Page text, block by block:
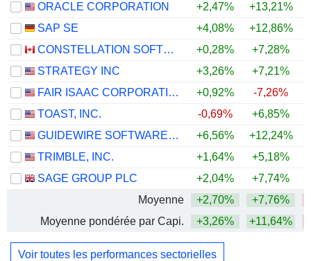
ORACLE CORPORATION
+2,47% +13,21%
SAP SE
+4,08% +12,86%
CONSTELLATION SOFTWARE INC.
+0,28% +7,28%
STRATEGY INC
+3,26% +7,21%
FAIR ISAAC CORPORATION
+0,92% -7,26%
TOAST, INC.
-0,69% +6,85%
GUIDEWIRE SOFTWARE, INC.
+6,56% +12,24%
TRIMBLE, INC.
+1,64% +5,18%
SAGE GROUP PLC
+2,04% +7,74%
Moyenne
+2,70% +7,76%
Moyenne pondérée par Capi.
+3,26% +11,64%
Voir toutes les performances sectorielles